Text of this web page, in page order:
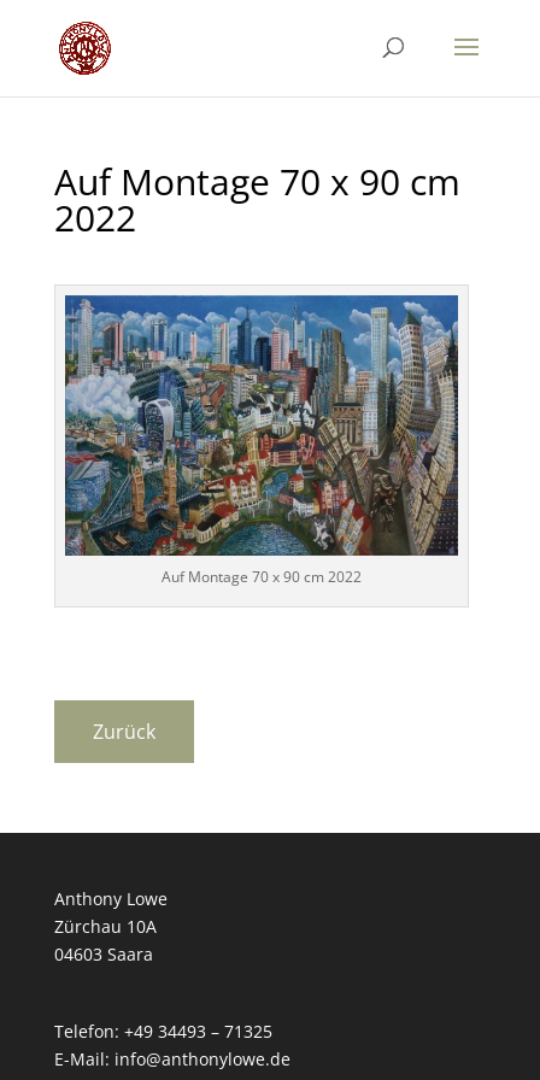
Auf Montage 70 x 90 cm
2022
Auf Montage 70 x 90 cm 2022
Anthony Lowe
Zürchau 10A
04603 Saara
Telefon: +49 34493 – 71325
E-Mail: info@anthonylowe.de